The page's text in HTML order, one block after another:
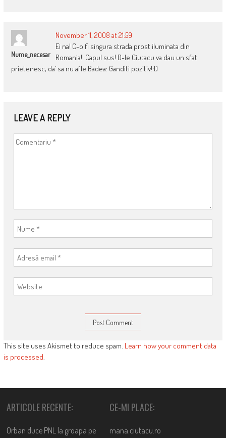
Nume_necesar
November 11, 2008 at 21:59
Ei na! C-o fi singura strada prost iluminata din
Romania!! Capul sus! D-le Ciutacu va dau un sfat
prietenesc, da’ sa nu afle Badea: Ganditi pozitiv!:D
LEAVE A REPLY
This site uses Akismet to reduce spam. Learn how your comment data
is processed.
ARTICOLE RECENTE:
Orban duce PNL la groapa pe
CE-MI PLACE:
mana.ciutacu.ro